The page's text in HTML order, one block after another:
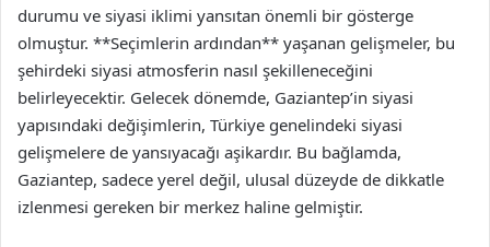
durumu ve siyasi iklimi yansıtan önemli bir gösterge
olmuştur. **Seçimlerin ardından** yaşanan gelişmeler, bu
şehirdeki siyasi atmosferin nasıl şekilleneceğini
belirleyecektir. Gelecek dönemde, Gaziantep’in siyasi
yapısındaki değişimlerin, Türkiye genelindeki siyasi
gelişmelere de yansıyacağı aşikardır. Bu bağlamda,
Gaziantep, sadece yerel değil, ulusal düzeyde de dikkatle
izlenmesi gereken bir merkez haline gelmiştir.